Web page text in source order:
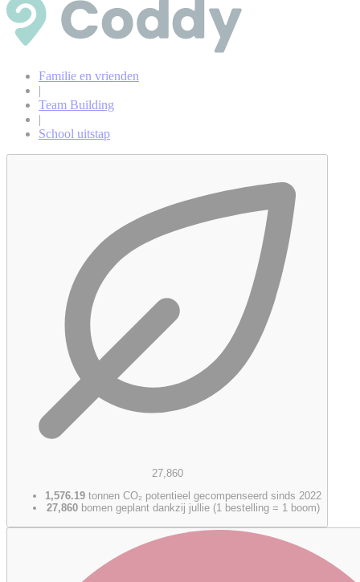
Familie en vrienden
|
Team Building
|
School uitstap
27,860
1,576.19 tonnen CO₂ potentieel gecompenseerd sinds 2022
27,860 bomen geplant dankzij jullie (1 bestelling = 1 boom)